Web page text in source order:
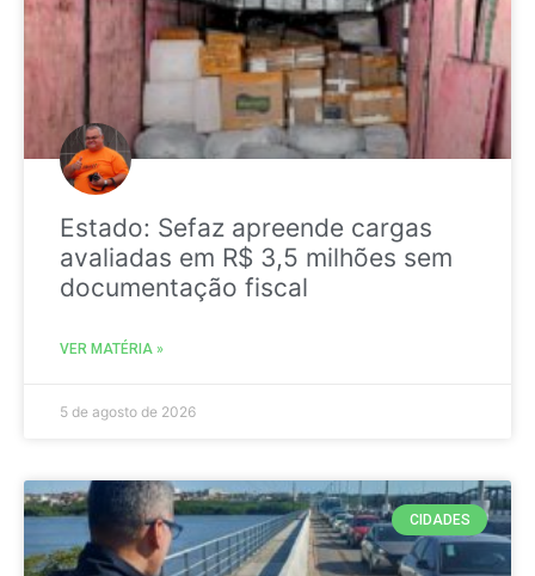
Estado: Sefaz apreende cargas
avaliadas em R$ 3,5 milhões sem
documentação fiscal
VER MATÉRIA »
5 de agosto de 2026
CIDADES